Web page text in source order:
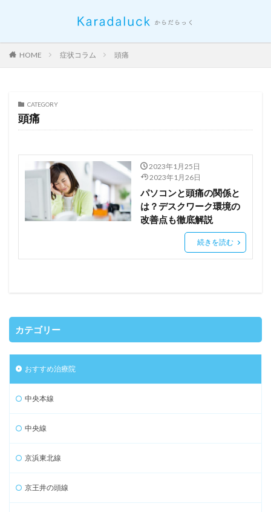
HOME 症状コラム 頭痛
CATEGORY
頭痛
2023年1月25日
2023年1月26日
パソコンと頭痛の関係と
は？デスクワーク環境の
改善点も徹底解説
続きを読む
カテゴリー
おすすめ治療院
中央本線
中央線
京浜東北線
京王井の頭線